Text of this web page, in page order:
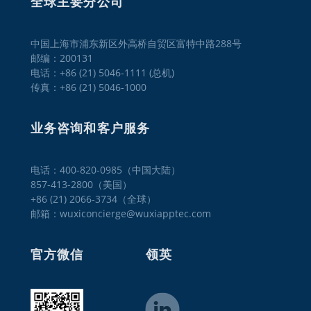
中国上海市浦东新区外高桥自贸区富特中路288号
邮编：200131
电话：+86 (21) 5046-1111 (总机)
传真：+86 (21) 5046-1000
业务咨询和客户服务
电话：400-820-0985（中国大陆）
857-413-2800（美国）
+86 (21) 2066-3734（全球）
邮箱：wuxiconcierge@wuxiapptec.com
官方微信 领英